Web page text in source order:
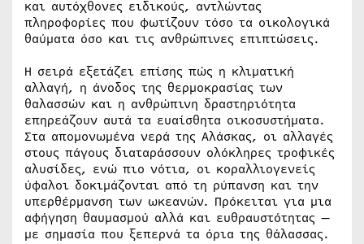
και αυτόχθονες ειδικούς, αντλώντας
πληροφορίες που φωτίζουν τόσο τα οικολογικά
θαύματα όσο και τις ανθρώπινες επιπτώσεις.
Η σειρά εξετάζει επίσης πώς η κλιματική
αλλαγή, η άνοδος της θερμοκρασίας των
θαλασσών και η ανθρώπινη δραστηριότητα
επηρεάζουν αυτά τα ευαίσθητα οικοσυστήματα.
Στα απομονωμένα νερά της Αλάσκας, οι αλλαγές
στους πάγους διαταράσσουν ολόκληρες τροφικές
αλυσίδες, ενώ πιο νότια, οι κοραλλιογενείς
ύφαλοι δοκιμάζονται από τη ρύπανση και την
υπερθέρμανση των ωκεανών. Πρόκειται για μια
αφήγηση θαυμασμού αλλά και ευθραυστότητας —
με σημασία που ξεπερνά τα όρια της θάλασσας.